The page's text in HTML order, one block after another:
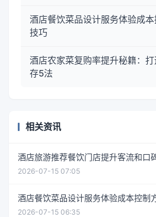
酒店餐饮菜品设计服务体验成
技巧
酒店农家菜复购率提升秘籍：
存5法
相关资讯
酒店旅游推荐餐饮门店提升客流和口
2026-07-15 07:05
酒店餐饮菜品设计服务体验成本控制
2026-07-15 06:35